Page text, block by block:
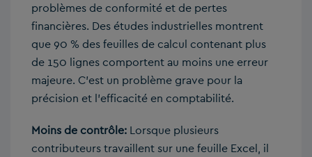
problèmes de conformité et de pertes
financières. Des études industrielles montrent
que 90 % des feuilles de calcul contenant plus
de 150 lignes comportent au moins une erreur
majeure. C’est un problème grave pour la
précision et l’efficacité en comptabilité.
Moins de contrôle: Lorsque plusieurs
contributeurs travaillent sur une feuille Excel, il